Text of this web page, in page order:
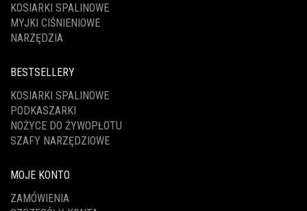
KOSIARKI SPALINOWE
MYJKI CIŚNIENIOWE
NARZĘDZIA
BESTSELLERY
KOSIARKI SPALINOWE
PODKASZARKI
NOŻYCE DO ŻYWOPŁOTU
SZAFY NARZĘDZIOWE
MOJE KONTO
ZAMÓWIENIA